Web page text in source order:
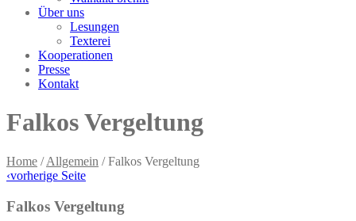
Über uns
Lesungen
Texterei
Kooperationen
Presse
Kontakt
Falkos Vergeltung
Home / Allgemein / Falkos Vergeltung
‹vorherige Seite
Falkos Vergeltung